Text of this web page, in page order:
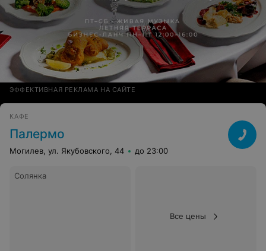
ЭФФЕКТИВНАЯ РЕКЛАМА НА САЙТЕ
КАФЕ
Палермо
Могилев, ул. Якубовского, 44 до 23:00
Солянка
Все цены